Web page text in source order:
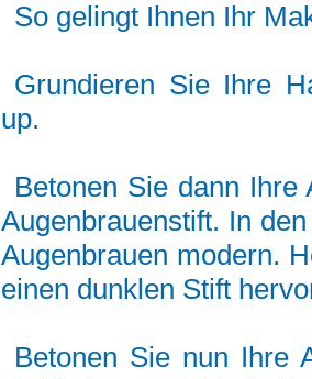
So gelingt Ihnen Ihr
Grundieren Sie Ihre
up.
Betonen Sie dann Ihre
Augenbrauenstift. In
Augenbrauen modern.
einen dunklen Stift
Betonen Sie nun Ihre